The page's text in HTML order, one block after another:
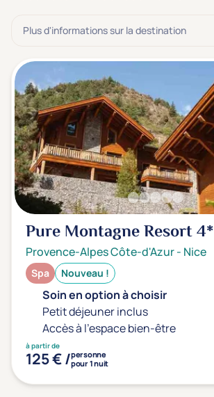
Note de nos clients
D'après notre partenaire Avis-Vérifiés
Parfait: 4.5+
Excellent: 4+
Très bien: 3.5+
Envie de
Bord de mer
Ville
Montagne
Campagne
Type de séjour
Plus d'informations sur la destination
Pure Montagne Resort4*
Provence-Alpes Côte-d'Azur- Nice
Spa Nouveau !
Soin en option à choisir
Petit déjeuner inclus
Accès à l'espace bien-être
à partir de
125 € /personne
pour 1 nuit